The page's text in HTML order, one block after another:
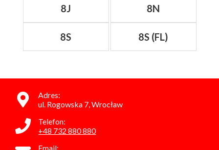
8J 8N
8S 8S (FL)
Adres:
ul. Rogowska 7, Wrocław
Telefon:
+48 732 880 880
Email: